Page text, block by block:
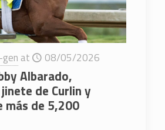
at 08/05/2026
Albarado,
de Curlin y
más de 5,200